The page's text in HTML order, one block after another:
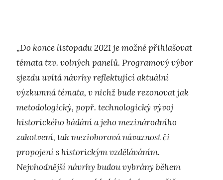
„Do konce listopadu 2021 je možné přihlašovat
témata tzv. volných panelů. Programový výbor
sjezdu uvítá návrhy reflektující aktuální
výzkumná témata, v nichž bude rezonovat jak
metodologický, popř. technologický vývoj
historického bádání a jeho mezinárodního
zakotvení, tak mezioborová návaznost či
propojení s historickým vzděláváním.
Nejvhodnější návrhy budou vybrány během